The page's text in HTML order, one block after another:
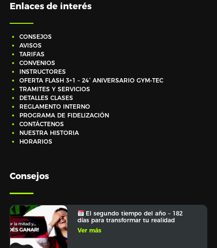
Enlaces de interés
CONSEJOS
AVISOS
TARIFAS
CONVENIOS
INSTRUCTORES
OFERTA FLASH 3+1 – 24° ANIVERSARIO GYM•TEC
TRAMITES Y SERVICIOS
DETALLES CLASES
REGLAMENTO INTERNO
PROGRAMA DE FIDELIZACIÓN
CONTÁCTENOS
NUESTRA HISTORIA
HORARIOS
Consejos
El segundo tiempo del año – 182
días para transformar tu realidad
Ver más